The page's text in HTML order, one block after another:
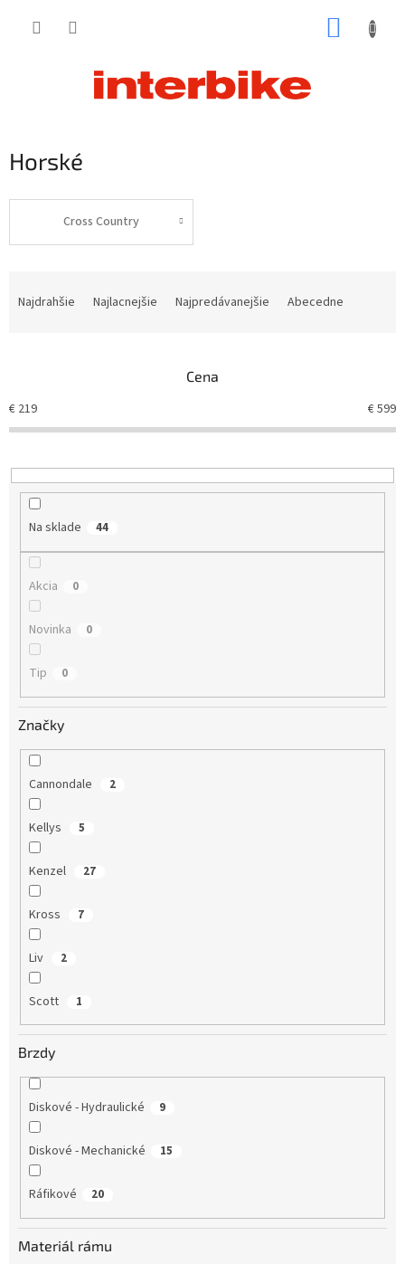
Horské
Cross Country
e
p
r
d
Najdrahšie Najlacnejšie Najpredávanejšie Abecedne
Cena
€ 219 €599
Na sklade 44
Akcia 0
Novinka 0
Tip 0
Značky
Cannondale 2
Kellys 5
Kenzel 27
Kross 7
Liv 2
Scott 1
Brzdy
Diskové - Hydraulické 9
Diskové - Mechanické 15
Ráfikové 20
Materiál rámu